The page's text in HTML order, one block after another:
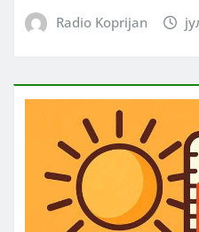
Radio Koprijan